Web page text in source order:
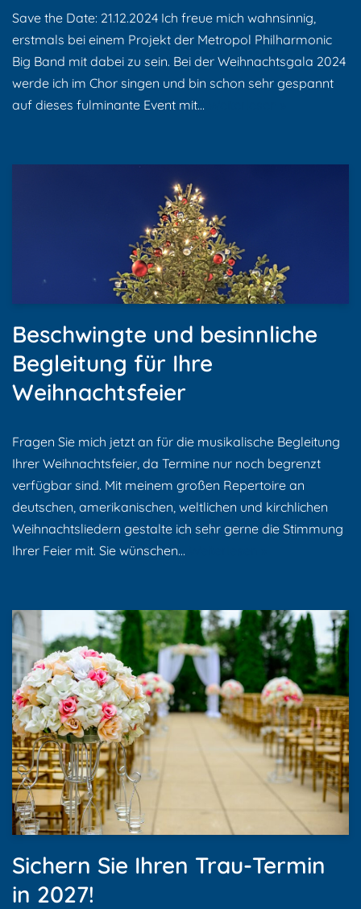
Save the Date: 21.12.2024 Ich freue mich wahnsinnig,
erstmals bei einem Projekt der Metropol Philharmonic
Big Band mit dabei zu sein. Bei der Weihnachtsgala 2024
werde ich im Chor singen und bin schon sehr gespannt
auf dieses fulminante Event mit…
Beschwingte und besinnliche
Begleitung für Ihre
Weihnachtsfeier
Fragen Sie mich jetzt an für die musikalische Begleitung
Ihrer Weihnachtsfeier, da Termine nur noch begrenzt
verfügbar sind. Mit meinem großen Repertoire an
deutschen, amerikanischen, weltlichen und kirchlichen
Weihnachtsliedern gestalte ich sehr gerne die Stimmung
Ihrer Feier mit. Sie wünschen…
Sichern Sie Ihren Trau-Termin
in 2027!